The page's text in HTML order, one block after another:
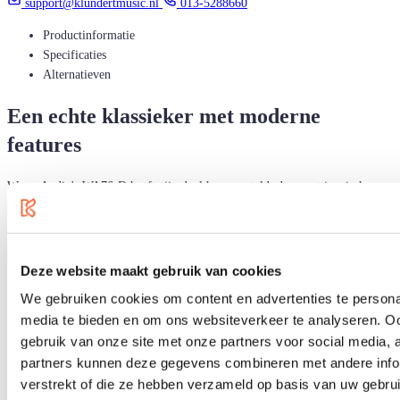
Deze website maakt gebruik van cookies
We gebruiken cookies om content en advertenties te
media te bieden en om ons websiteverkeer te analyseren.
gebruik van onze site met onze partners voor social media,
partners kunnen deze gegevens combineren met andere
verstrekt of die ze hebben verzameld op basis van uw
support@klundertmusic.nl 013-5288660
Productinformatie
Specificaties
Alternatieven
Een echte klassieker met moderne
features
Warm Audio's WA76-D heeft zijn doel hoog gesteld: de meest iconische
solid-state limiting versterker in de geschiedenis. Hoe doet Warm dat?
maar ze bestellen onderdelen en bouwen in grote hoeveelheden, wat de
volledig discreet signaalpad en dezelfde indeling van de
bedieningselementen. En ja, hij repliceert de explosieve prestaties van het
origineel wanneer alle ratio knoppen worden ingedrukt. De nieuwe WA76-
D en WA76-D2 versies hebben de nodige moderne features gekregen zoals
een 10K Z impedantie switch om de verschillen in weerstand van